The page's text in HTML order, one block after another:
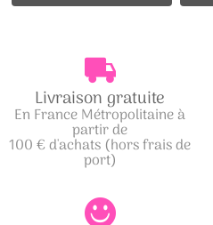
Livraison gratuite
En France Métropolitaine à
partir de
100 € d'achats (hors frais de
port)